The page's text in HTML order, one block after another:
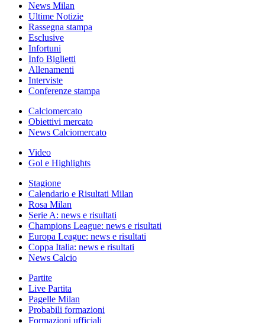
News Milan
Ultime Notizie
Rassegna stampa
Esclusive
Infortuni
Info Biglietti
Allenamenti
Interviste
Conferenze stampa
Calciomercato
Obiettivi mercato
News Calciomercato
Video
Gol e Highlights
Stagione
Calendario e Risultati Milan
Rosa Milan
Serie A: news e risultati
Champions League: news e risultati
Europa League: news e risultati
Coppa Italia: news e risultati
News Calcio
Partite
Live Partita
Pagelle Milan
Probabili formazioni
Formazioni ufficiali